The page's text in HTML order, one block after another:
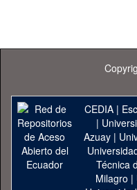
CEDIA|
|
Azuay|
Técnica
Milagro |